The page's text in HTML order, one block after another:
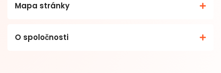
Mapa stránky
O spoločnosti